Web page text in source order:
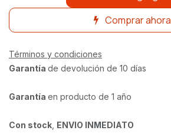
Comprar ahora
Términos y condiciones
Garantía de devolución de 10 días
Garantía en producto de 1 año
Con stock ENVIO INMEDIATO